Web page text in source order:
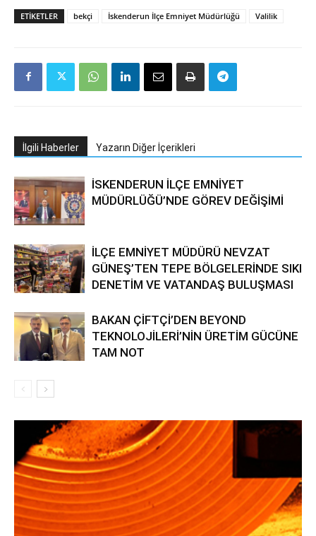
ETIKETLER bekçi İskenderun İlçe Emniyet Müdürlüğü Valilik
İlgili Haberler Yazarın Diğer İçerikleri
İSKENDERUN İLÇE EMNİYET
MÜDÜRLÜĞÜ’NDE GÖREV DEĞİŞİMİ
İLÇE EMNİYET MÜDÜRÜ NEVZAT
GÜNEŞ’TEN TEPE BÖLGELERİNDE SIKI
DENETİM VE VATANDAŞ BULUŞMASI
BAKAN ÇİFTÇİ’DEN BEYOND
TEKNOLOJİLERİ’NİN ÜRETİM GÜCÜNE
TAM NOT